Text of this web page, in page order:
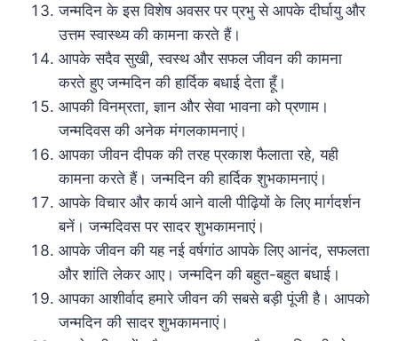
जन्मदिन के इस विशेष अवसर पर प्रभु से आपके दीर्घायु और
उत्तम स्वास्थ्य की कामना करते हैं।
आपके सदैव सुखी, स्वस्थ और सफल जीवन की कामना
करते हुए जन्मदिन की हार्दिक बधाई देता हूँ।
आपकी विनम्रता, ज्ञान और सेवा भावना को प्रणाम।
जन्मदिवस की अनेक मंगलकामनाएं।
आपका जीवन दीपक की तरह प्रकाश फैलाता रहे, यही
कामना करते हैं। जन्मदिन की हार्दिक शुभकामनाएं।
आपके विचार और कार्य आने वाली पीढ़ियों के लिए मार्गदर्शन
बनें। जन्मदिवस पर सादर शुभकामनाएं।
आपके जीवन की यह नई वर्षगांठ आपके लिए आनंद, सफलता
और शांति लेकर आए। जन्मदिन की बहुत-बहुत बधाई।
आपका आशीर्वाद हमारे जीवन की सबसे बड़ी पूंजी है। आपको
जन्मदिन की सादर शुभकामनाएं।